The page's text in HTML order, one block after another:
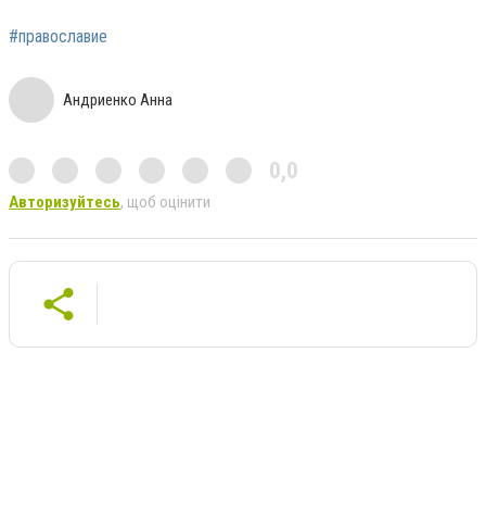
#православие
Андриенко Анна
0,0
Авторизуйтесь, щоб оцінити